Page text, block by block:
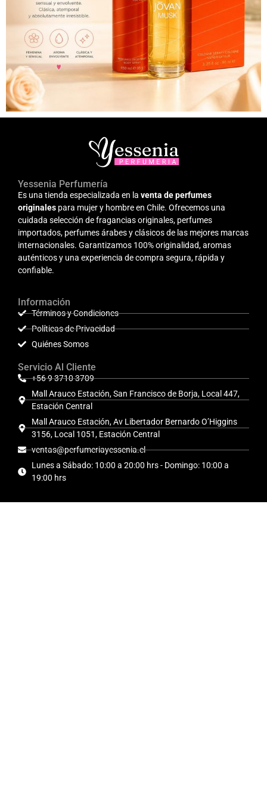
Yessenia Perfumería
Es una tienda especializada en la venta de perfumes
originales para mujer y hombre en Chile. Ofrecemos una
cuidada selección de fragancias originales, perfumes
importados, perfumes árabes y clásicos de las mejores marcas
internacionales. Garantizamos 100% originalidad, aromas
auténticos y una experiencia de compra segura, rápida y
confiable.
Información
Términos y Condiciones
Políticas de Privacidad
Quiénes Somos
Servicio Al Cliente
+56 9 3710 3709
Mall Arauco Estación, San Francisco de Borja, Local 447,
Estación Central
Mall Arauco Estación, Av Libertador Bernardo O’Higgins
3156, Local 1051, Estación Central
ventas@perfumeriayessenia.cl
Lunes a Sábado: 10:00 a 20:00 hrs - Domingo: 10:00 a
19:00 hrs